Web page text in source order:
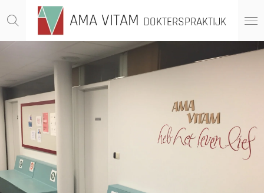
direct
AMA VITAM DOKTERSPRAKTIJK